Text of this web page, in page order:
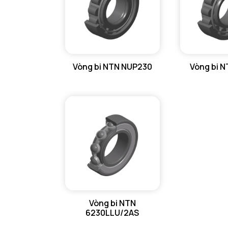
Vòng bi NTN NUP230 Vòng bi
Vòng bi NTN
6230LLU/2AS